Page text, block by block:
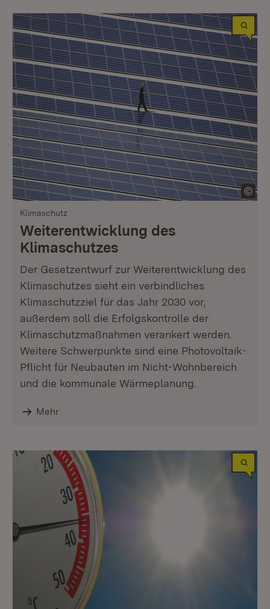
Klimaschutz
Weiterentwicklung des
Klimaschutzes
Der Gesetzentwurf zur Weiter­entwicklung des
Klimaschutzes sieht ein verbindliches
Klimaschutzziel für das Jahr 2030 vor,
außerdem soll die Erfolgskontrolle der
Klimaschutz­maßnahmen verankert werden.
Weitere Schwerpunkte sind eine Photovoltaik-
Pflicht für Neubauten im Nicht-Wohnbereich
und die kommunale Wärmeplanung.
Mehr